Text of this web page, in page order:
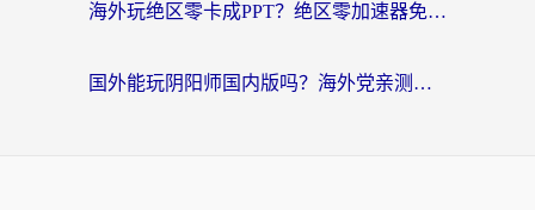
海外玩绝区零卡成PPT？绝区零加速器免费的推荐+实用技巧，附墨西哥玩谁是卧底美国玩和平精英攻略
国外能玩阴阳师国内版吗？海外党亲测有效的国服游戏加速指南